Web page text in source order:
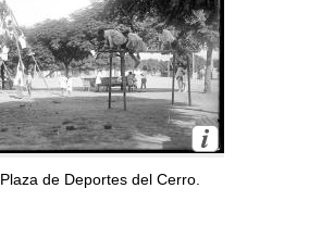
Plaza de Deportes del Cerro.